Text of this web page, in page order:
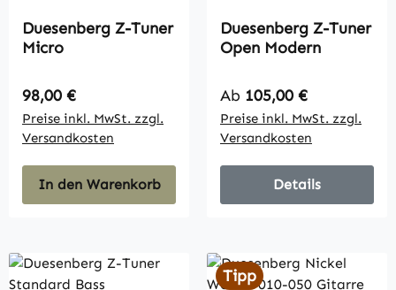
Duesenberg Z-Tuner
Micro
Regulärer Preis:
98,00 €
Preise inkl. MwSt. zzgl.
Versandkosten
In den Warenkorb
Duesenberg Z-Tuner
Open Modern
Regulärer Preis:
Ab 105,00 €
Preise inkl. MwSt. zzgl.
Versandkosten
Details
Tipp